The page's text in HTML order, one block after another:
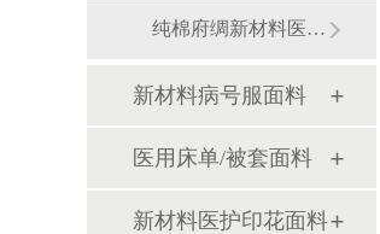
纯棉府绸新材料医用面料
新材料病号服面料
医用床单/被套面料
新材料医护印花面料